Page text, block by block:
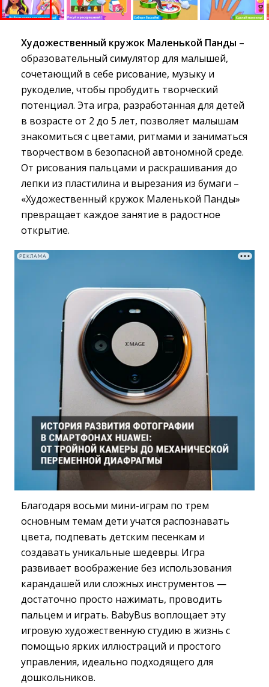
Художественный кружок Маленькой Панды –
образовательный симулятор для малышей,
сочетающий в себе рисование, музыку и
рукоделие, чтобы пробудить творческий
потенциал. Эта игра, разработанная для детей
в возрасте от 2 до 5 лет, позволяет малышам
знакомиться с цветами, ритмами и заниматься
творчеством в безопасной автономной среде.
От рисования пальцами и раскрашивания до
лепки из пластилина и вырезания из бумаги –
«Художественный кружок Маленькой Панды»
превращает каждое занятие в радостное
открытие.
РЕКЛАМА
Благодаря восьми мини-играм по трем
основным темам дети учатся распознавать
цвета, подпевать детским песенкам и
создавать уникальные шедевры. Игра
развивает воображение без использования
карандашей или сложных инструментов —
достаточно просто нажимать, проводить
пальцем и играть. BabyBus воплощает эту
игровую художественную студию в жизнь с
помощью ярких иллюстраций и простого
управления, идеально подходящего для
дошкольников.